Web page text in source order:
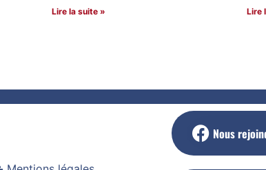
Lire la suite » Lire
Nous